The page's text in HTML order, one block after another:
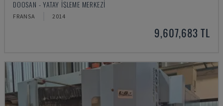
DOOSAN - YATAY İŞLEME MERKEZI
FRANSA 2014
9,607,683 TL